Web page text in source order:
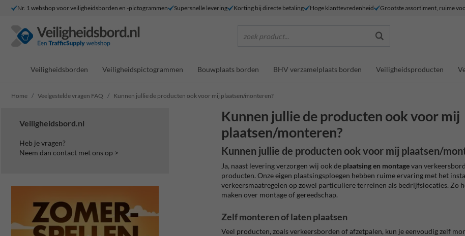
Nr. 1 webshop voor veiligheidsborden en -pictogrammen Supersnelle levering Korting bij directe betaling Hoge klanttevredenheid Grootste assortiment, ruime
zoek product...
Veiligheidsborden Veiligheidspictogrammen Bouwplaats borden BHV verzamelplaats borden Veiligheidsproducten
Home Veelgestelde vragen FAQ Kunnen jullie de producten ook voor mij plaatsen/monteren?
Veiligheidsbord.nl
Heb je vragen?
Neem dan contact met ons op >
Kunnen jullie de producten ook voor mij
plaatsen/monteren?
Kunnen jullie de producten ook voor mij plaatsen/
Ja, naast levering verzorgen wij ook de plaatsing en montagevan
producten. Onze eigen plaatsingsploegen hebben ruime ervaring met het
verkeersmaatregelen op zowel particuliere terreinen als bedrijfslocaties. Zo
maken over montage of gereedschap.
Zelf monteren of laten plaatsen
Veel producten, zoals verkeersborden of afzetpalen, kun je eenvoudig zelf